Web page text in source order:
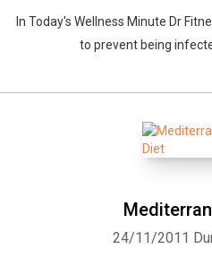
In Today's Wellness Minute Dr
to prevent being
24/11/2011